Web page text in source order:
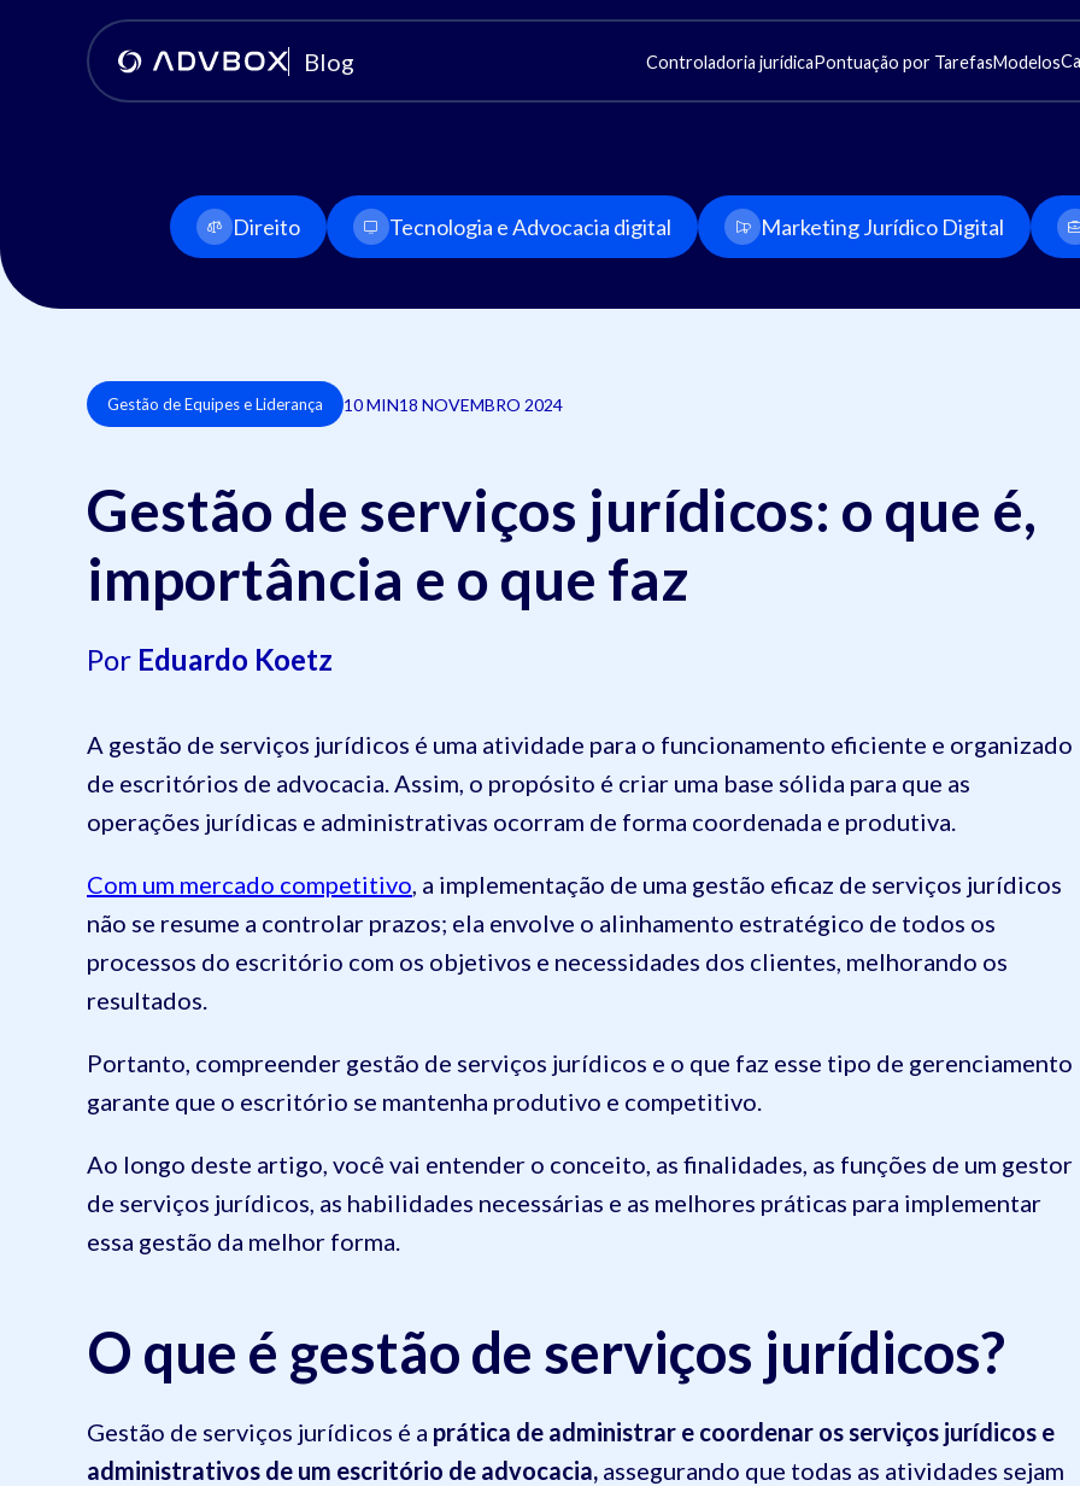
Blog Controladoria jurídicaPontuação por TarefasModelos
Direito Tecnologia e Advocacia digital Marketing Jurídico Digital
Gestão de Equipes e Liderança 10 MIN18 NOVEMBRO 2024
Gestão de serviços jurídicos: o que é,
importância e o que faz
Por Eduardo Koetz
A gestão de serviços jurídicos é uma atividade para o funcionamento eficiente e organizado
de escritórios de advocacia. Assim, o propósito é criar uma base sólida para que as
operações jurídicas e administrativas ocorram de forma coordenada e produtiva.
Com um mercado competitivo, a implementação de uma gestão eficaz de serviços jurídicos
não se resume a controlar prazos; ela envolve o alinhamento estratégico de todos os
processos do escritório com os objetivos e necessidades dos clientes, melhorando os
resultados.
Portanto, compreender gestão de serviços jurídicos e o que faz esse tipo de gerenciamento
garante que o escritório se mantenha produtivo e competitivo.
Ao longo deste artigo, você vai entender o conceito, as finalidades, as funções de um gestor
de serviços jurídicos, as habilidades necessárias e as melhores práticas para implementar
essa gestão da melhor forma.
O que é gestão de serviços jurídicos?
Gestão de serviços jurídicos é a prática de administrar e coordenar os serviços jurídicos e
administrativos de um escritório de advocacia, assegurando que todas as atividades sejam